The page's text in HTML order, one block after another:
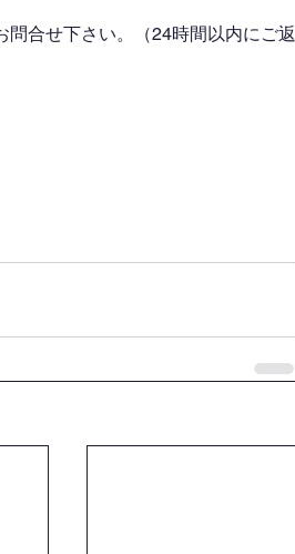
合せ下さい。（24時間以内にご返